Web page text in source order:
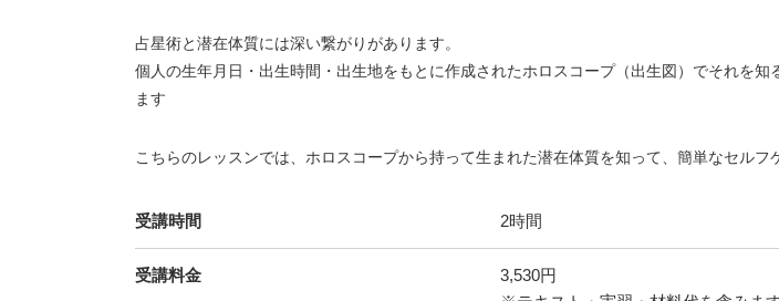
占星術と潜在体質には深い繋がりがあります。
個人の生年月日・出生時間・出生地をもとに作成されたホロスコープ（出生図）でそれを
ます
こちらのレッスンでは、ホロスコープから持って生まれた潜在体質を知って、簡単なセルフ
受講時間 2時間
受講料金
3,530円